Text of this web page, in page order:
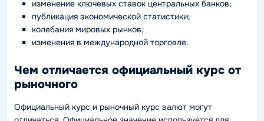
изменение ключевых ставок центральных банков;
публикация экономической статистики;
колебания мировых рынков;
изменения в международной торговле.
Чем отличается официальный курс от
рыночного
Официальный курс и рыночный курс валют могут